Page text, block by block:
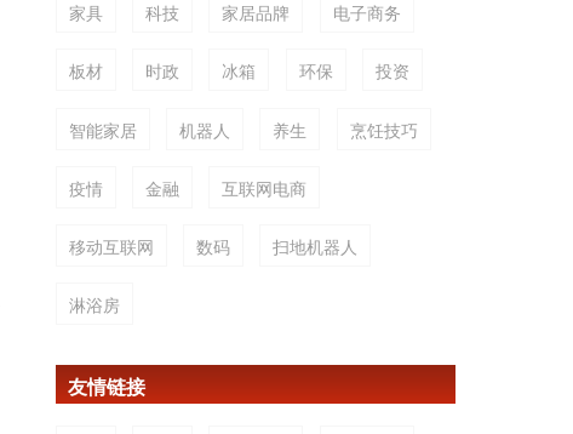
家具 科技 家居品牌 电子商务
板材 时政 冰箱 环保 投资
智能家居 机器人 养生 烹饪技巧
疫情 金融 互联网电商
移动互联网 数码 扫地机器人
淋浴房
友情链接